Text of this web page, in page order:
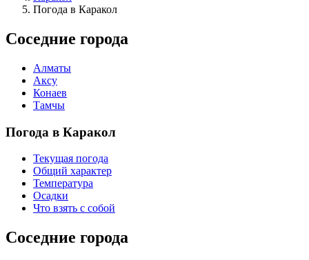
Погода в Каракол
Соседние города
Алматы
Аксу
Конаев
Тамчы
Погода в Каракол
Текущая погода
Общий характер
Температура
Осадки
Что взять с собой
Соседние города